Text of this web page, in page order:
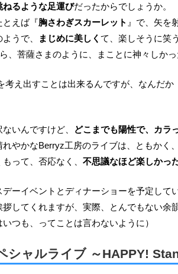
ねるような足運びだったからでしょうか。
とえば『胸さわぎスカーレット 』で、矢を
ようで、 まじめに美しく て、楽しそうに笑
、菩薩さまのように、まことに神々しかっ
え出すことは出来るんですが、なんだか
ないんですけど、 どこまでも陽性で、カラ
やかなBerryz工房のライブは、ともかく、
って、否応なく、 不思議なほど楽しかっ
してくれますが、実際、とんでもない余
つも、ってことは言わないように）
シャルライブ ～HAPPY!